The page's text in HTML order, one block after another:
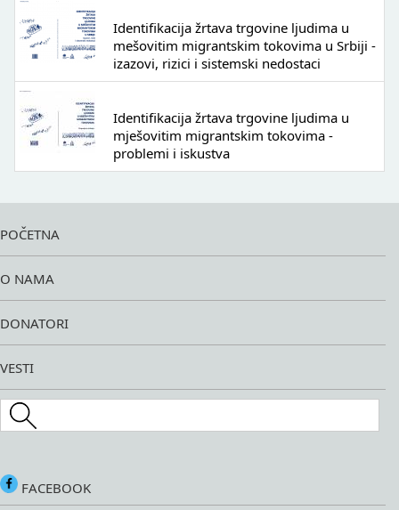
Identifikacija žrtava trgovine ljudima u
mešovitim migrantskim tokovima u Srbiji -
izazovi, rizici i sistemski nedostaci
Identifikacija žrtava trgovine ljudima u
mješovitim migrantskim tokovima -
problemi i iskustva
POČETNA
O NAMA
DONATORI
VESTI
Search this site
FACEBOOK